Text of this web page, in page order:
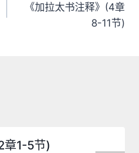
《加拉太书注释》(4章
8-11节)
章1-5节)